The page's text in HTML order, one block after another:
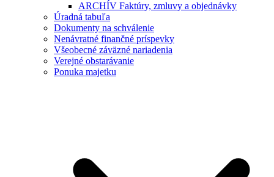
ARCHÍV Faktúry, zmluvy a objednávky
Úradná tabuľa
Dokumenty na schválenie
Nenávratné finančné príspevky
Všeobecné záväzné nariadenia
Verejné obstarávanie
Ponuka majetku